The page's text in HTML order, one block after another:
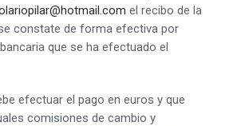
el recibo de la
constate de forma efectiva por
que se ha efectuado el
efectuar el pago en euros y que
comisiones de cambio y